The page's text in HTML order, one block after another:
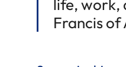
life, work,
Francis of